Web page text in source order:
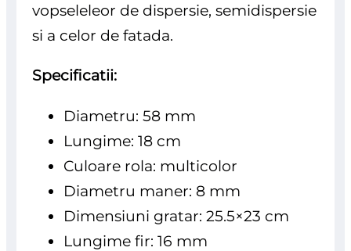
vopseleleor de dispersie, semidispersie
si a celor de fatada.
Specificatii:
Diametru: 58 mm
Lungime: 18 cm
Culoare rola: multicolor
Diametru maner: 8 mm
Dimensiuni gratar: 25.5×23 cm
Lungime fir: 16 mm